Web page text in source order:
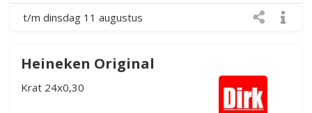
t/m dinsdag 11 augustus
Heineken Original
Krat 24x0,30